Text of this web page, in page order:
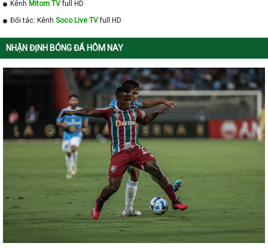
Kênh Mitom TVfull HD
Đối tác: Kênh Soco Live TVfull HD
NHẬN ĐỊNH BÓNG ĐÁ HÔM NAY